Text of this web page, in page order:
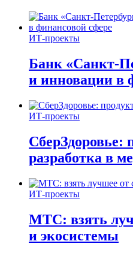
ИТ-проекты
Банк «Санкт-
и инновации в
ИТ-проекты
СберЗдоровье:
разработка в
ИТ-проекты
МТС: взять
и экосистемы